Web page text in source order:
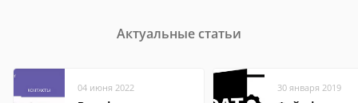
Актуальные статьи
04 июня 2022 30 января 2019